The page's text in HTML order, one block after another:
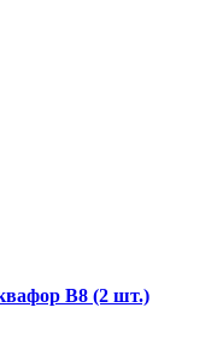
В8 (2 шт.)